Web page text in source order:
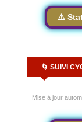
⚠️
🌀 SUIVI
Mise à jour